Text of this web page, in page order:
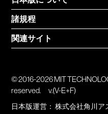
諸規程
関連サイト
© 2016-2026 MIT
reserved.
v.(V-E+F)
日本版運営：株式会社角川ア